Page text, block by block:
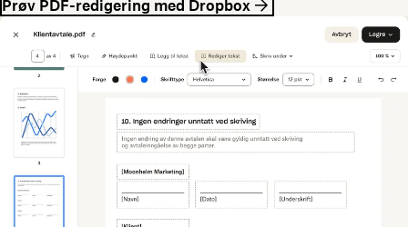
Prøv PDF-redigering med Dropbox